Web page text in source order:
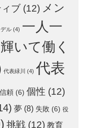
ブ (12) メン
ル (4) 一人一
いて働く
代表緑川 (4) 代表
信頼 (6) 個性 (12)
夢 (8) 失敗 (6) 役
挑戦 (12) 教育